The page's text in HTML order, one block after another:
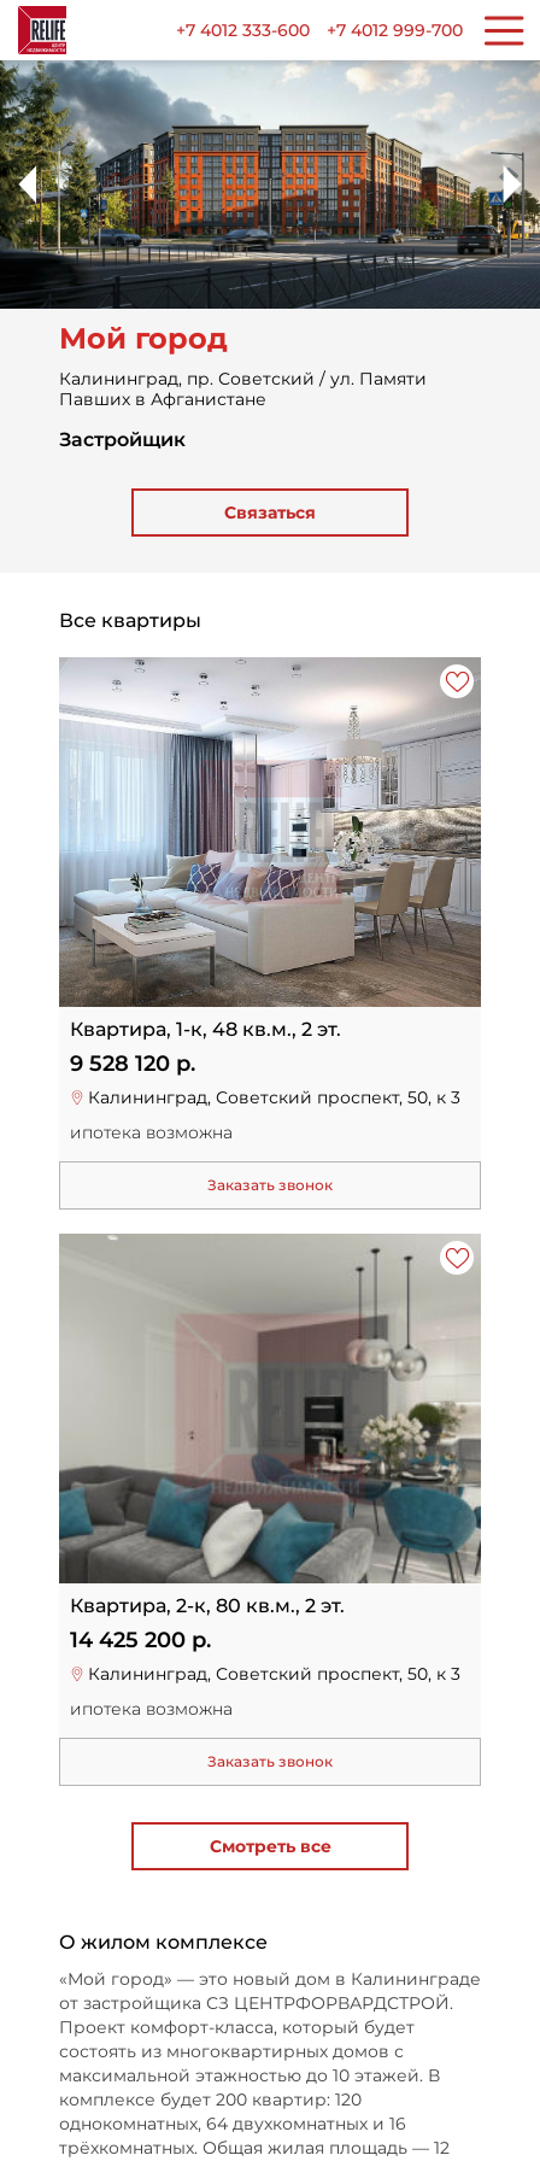
+7 4012 333-600 +7 4012 999-700
Мой город
Калининград, пр. Советский / ул. Памяти
Павших в Афганистане
Застройщик
Связаться
Все квартиры
Квартира, 1-к, 48 кв.м., 2 эт.
9 528 120 р.
Калининград, Советский проспект, 50, к 3
ипотека возможна
Заказать звонок
Квартира, 2-к, 80 кв.м., 2 эт.
14 425 200 р.
Калининград, Советский проспект, 50, к 3
ипотека возможна
Заказать звонок
Смотреть все
О жилом комплексе
«Мой город» — это новый дом в Калининграде
от застройщика СЗ ЦЕНТРФОРВАРДСТРОЙ.
Проект комфорт-класса, который будет
состоять из многоквартирных домов с
максимальной этажностью до 10 этажей. В
комплексе будет 200 квартир: 120
однокомнатных, 64 двухкомнатных и 16
трёхкомнатных. Общая жилая площадь — 12